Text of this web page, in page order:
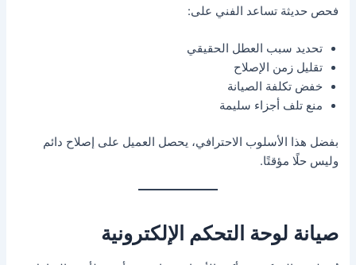
فحص حديثة تساعد الفني على:
تحديد سبب العطل الحقيقي
تقليل زمن الإصلاح
خفض تكلفة الصيانة
منع تلف أجزاء سليمة
بفضل هذا الأسلوب الاحترافي، يحصل العميل على إصلاح دائم
وليس حلًا مؤقتًا.
صيانة لوحة التحكم الإلكترونية